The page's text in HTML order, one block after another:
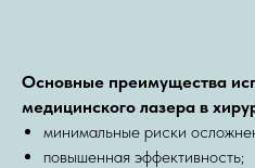
Основные преимущества
медицинского лазера в
минимальные риски
повышенная эффективность;